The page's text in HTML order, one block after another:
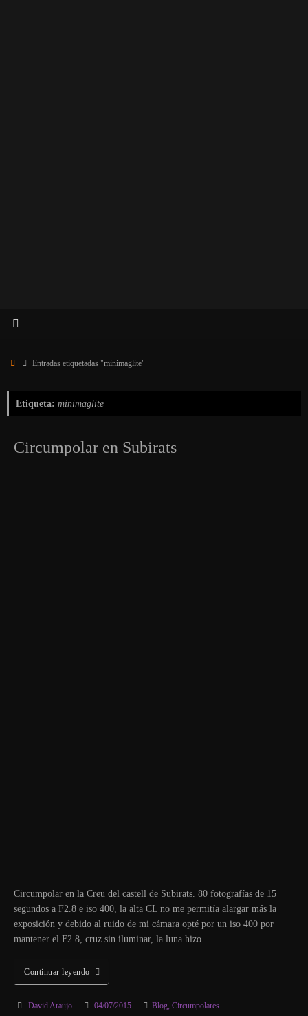
InicioEntradas etiquetadas "minimaglite"
Etiqueta: minimaglite
Circumpolar en Subirats
Circumpolar en la Creu del castell de Subirats. 80 fotografías de 15
segundos a F2.8 e iso 400, la alta CL no me permitía alargar más la
exposición y debido al ruido de mi cámara opté por un iso 400 por
mantener el F2.8, cruz sin iluminar, la luna hizo…
Continuar leyendo
David Araujo 04/07/2015 Blog, Circumpolares